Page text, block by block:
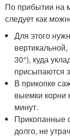
По прибытии на
следует как
Для этого
30°), куда
присыпаются
В прикопке
выемки корни
минут.
Прикопанные
долго, не